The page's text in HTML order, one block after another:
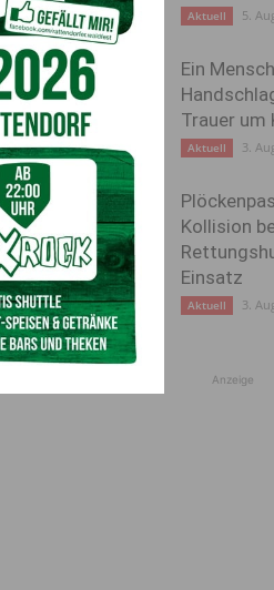
Aktuell 5.
Ein
Trauer um
Aktuell 3.
Kollision
Einsatz
Aktuell 3.
Anzeige